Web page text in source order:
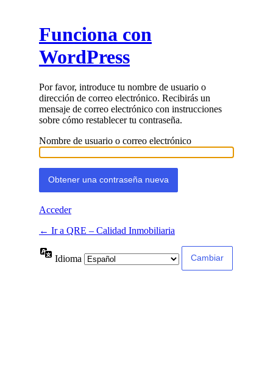
Funciona con
WordPress
Por favor, introduce tu nombre de usuario o
dirección de correo electrónico. Recibirás un
mensaje de correo electrónico con instrucciones
sobre cómo restablecer tu contraseña.
Nombre de usuario o correo electrónico
Acceder
← Ir a QRE – Calidad Inmobiliaria
Idioma